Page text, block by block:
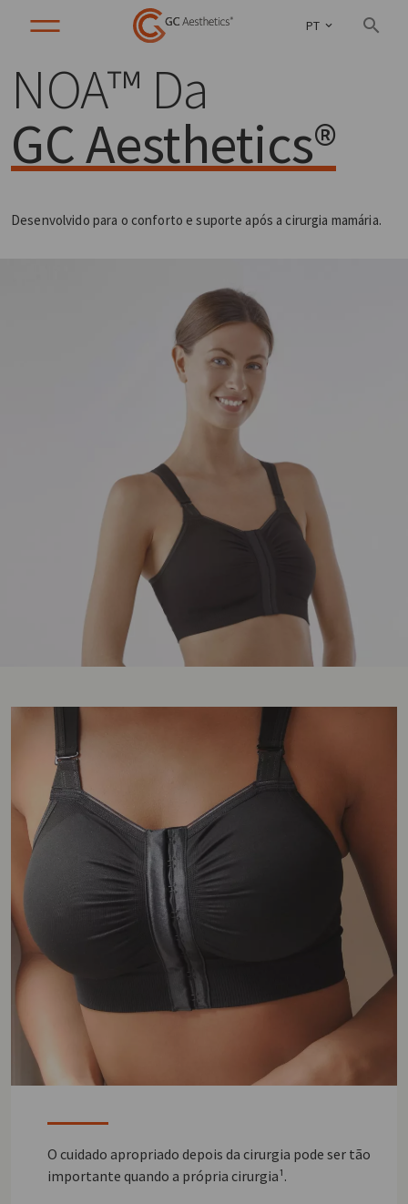
PT
NOA™ Da
GC Aesthetics®
Desenvolvido para o conforto e suporte após a cirurgia mamária.
O cuidado apropriado depois da cirurgia pode ser tão
importante quando a própria cirurgia¹.